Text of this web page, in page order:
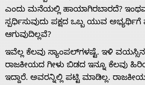
ಎಂದು ಮನೆಯಲ್ಲಿ ಹಾಯಾಗಿರಬಾರದೆ?
ಸ್ಪರ್ಧಿಸುವುದು ಪಕ್ಷದ ಒಬ್ಬ ಯುವ
ಆಗುವುದಿಲ್ಲವೆ?
ಇವೆಲ್ಲ ಕೆಲವು ಸ್ಯಾಂಪಲ್‌ಗಳಷ್ಟೆ. ಇಳಿ
ರಾಜಕೀಯದ ಗೀಳು ಬಿಡದ ಇನ್ನೂ ಕೆಲವು
ಇದ್ದಾರೆ. ಅವರನ್ನಿಲ್ಲಿ ಪಟ್ಟಿ ಮಾಡಿಲ್ಲ.